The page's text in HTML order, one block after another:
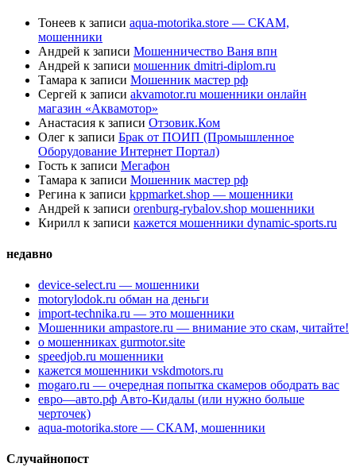
Тонеев к записи aqua-motorika.store — СКАМ,
мошенники
Андрей к записи Мошенничество Ваня впн
Андрей к записи мошенник dmitri-diplom.ru
Тамара к записи Мошенник мастер рф
Сергей к записи akvamotor.ru мошенники онлайн
магазин «Аквамотор»
Анастасия к записи Отзовик.Ком
Олег к записи Брак от ПОИП (Промышленное
Оборудование Интернет Портал)
Гость к записи Мегафон
Тамара к записи Мошенник мастер рф
Регина к записи kppmarket.shop — мошенники
Андрей к записи orenburg-rybalov.shop мошенники
Кирилл к записи кажется мошенники dynamic-sports.ru
недавно
device-select.ru — мошенники
motorylodok.ru обман на деньги
import-technika.ru — это мошенники
Мошенники ampastore.ru — внимание это скам, читайте!
о мошенниках gurmotor.site
speedjob.ru мошенники
кажется мошенники vskdmotors.ru
mogaro.ru — очередная попытка скамеров ободрать вас
евро—авто.рф Авто-Кидалы (или нужно больше
черточек)
aqua-motorika.store — СКАМ, мошенники
Случайнопост